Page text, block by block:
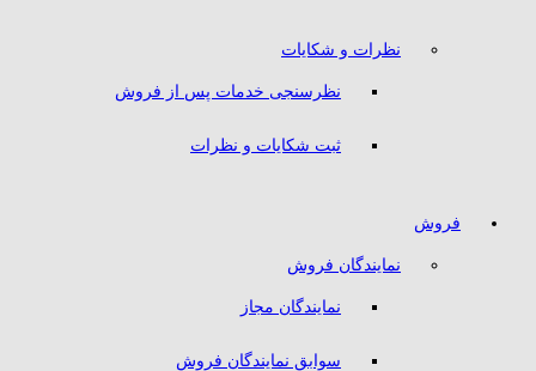
نظرات و شکایات
نظرسنجی خدمات پس از فروش
ثبت شکایات و نظرات
فروش
نمایندگان فروش
نمایندگان مجاز
سوابق نمایندگان فروش